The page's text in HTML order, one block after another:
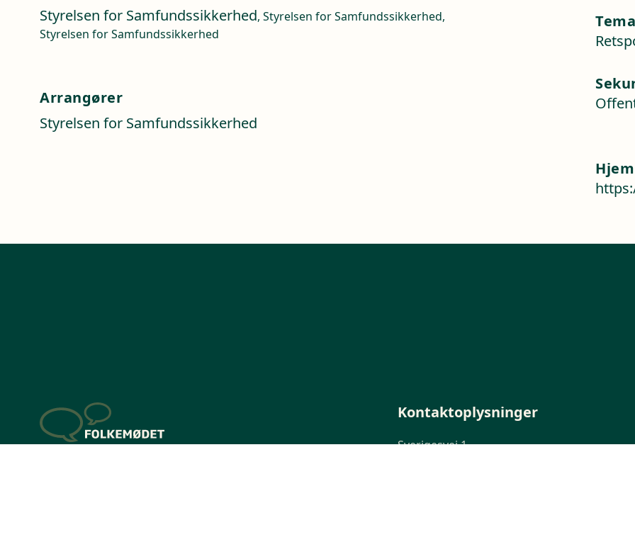
Styrelsen for Samfundssikkerhed, Styrelsen for Samfundssikkerhed,
Styrelsen for Samfundssikkerhed
Arrangører
Styrelsen for Samfundssikkerhed
Tema
Kontaktoplysninger
Sverigesvej 1